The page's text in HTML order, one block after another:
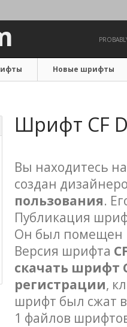
Новые шрифты
Шрифт CF
Вы находитесь
создан
пользования.
Публикация
Он был помещен
Версия шрифта
скачать шрифт
регистрации,
шрифт был сжат
1 файлов